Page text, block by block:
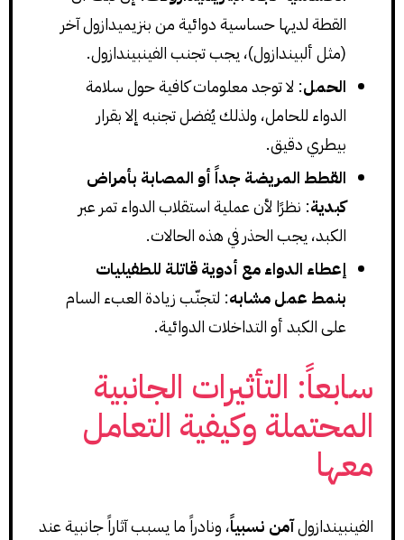
القطة لديها حساسية دوائية من بنزيميدازول آخر
(مثل ألبيندازول)، يجب تجنب الفينبيندازول.
الحمل: لا توجد معلومات كافية حول سلامة
الدواء للحامل، ولذلك يُفضل تجنبه إلا بقرار
بيطري دقيق.
القطط المريضة جداً أو المصابة بأمراض
كبدية: نظرًا لأن عملية استقلاب الدواء تمر عبر
الكبد، يجب الحذر في هذه الحالات.
إعطاء الدواء مع أدوية قاتلة للطفيليات
بنمط عمل مشابه: لتجنّب زيادة العبء السام
على الكبد أو التداخلات الدوائية.
سابعاً: التأثيرات الجانبية
المحتملة وكيفية التعامل
معها
الفينبيندازولآمن نسبياً، ونادراً ما يسبب آثاراً جانبية عند